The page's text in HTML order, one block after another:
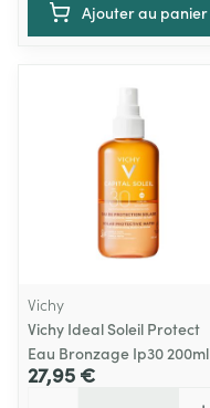
Ajouter au panier
Vichy
Vichy Ideal Soleil Protect
Eau Bronzage Ip30 200ml
27,95 €